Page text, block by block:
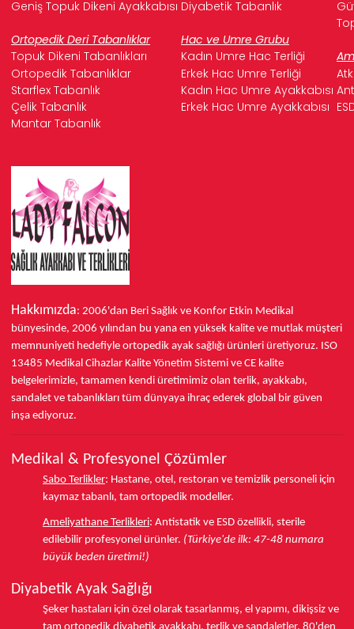
Geniş Topuk Dikeni Ayakkabısı Diyabetik Tabanlık
Ortopedik Deri Tabanlıklar
Hac ve Umre Grubu
Topuk Dikeni Tabanlıkları
Kadın Umre Hac Terliği
Ortopedik Tabanlıklar
Erkek Hac Umre Terliği
Starflex Tabanlık
Kadın Hac Umre Ayakkabısı
Çelik Tabanlık
Erkek Hac Umre Ayakkabısı
Mantar Tabanlık
Hakkımızda: 2006'dan Beri Sağlık ve Konfor Etkin Medikal
bünyesinde, 2006 yılından bu yana en yüksek kalite ve mutlak müşteri
memnuniyeti hedefiyle ortopedik ayak sağlığı ürünleri üretiyoruz. ISO
13485 Medikal Cihazlar Kalite Yönetim Sistemi ve CE kalite
belgelerimizle, tamamen kendi üretimimiz olan terlik, ayakkabı,
sandalet ve tabanlıkları tüm dünyaya ihraç ederek global bir güven
inşa ediyoruz.
Medikal & Profesyonel Çözümler
Sabo Terlikler: Hastane, otel, restoran ve temizlik personeli için
kaymaz tabanlı, tam ortopedik modeller.
Ameliyathane Terlikleri: Antistatik ve ESD özellikli, sterile
edilebilir profesyonel ürünler. (Türkiye'de ilk: 47-48 numara
büyük beden üretimi!)
Diyabetik Ayak Sağlığı
Şeker hastaları için özel olarak tasarlanmış, el yapımı, dikişsiz ve